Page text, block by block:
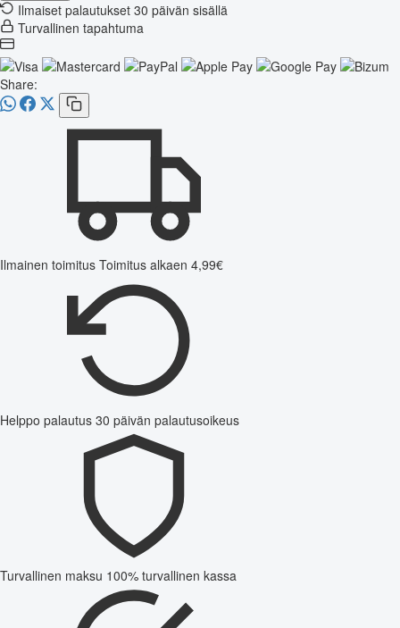
Ilmaiset palautukset 30 päivän sisällä
Turvallinen tapahtuma
Share:
Ilmainen toimitus Toimitus alkaen 4,99€
Helppo palautus 30 päivän palautusoikeus
Turvallinen maksu 100% turvallinen kassa